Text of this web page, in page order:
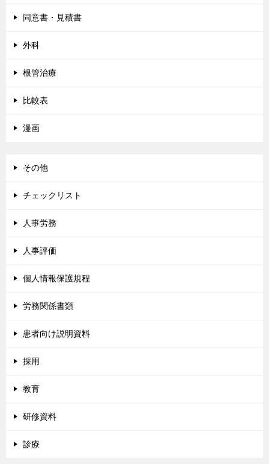
同意書・見積書
外科
根管治療
比較表
漫画
その他
チェックリスト
人事労務
人事評価
個人情報保護規程
労務関係書類
患者向け説明資料
採用
教育
研修資料
診療